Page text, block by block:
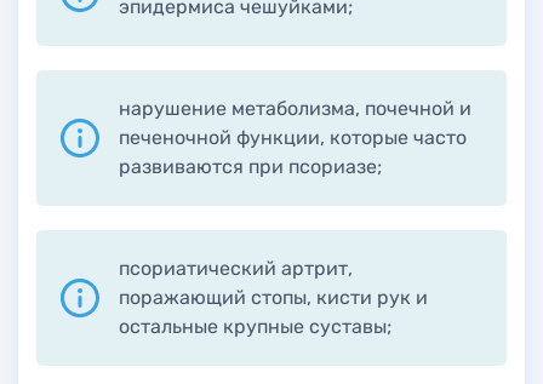
эпидермиса чешуйками;
нарушение метаболизма, почечной и
печеночной функции, которые часто
развиваются при псориазе;
псориатический артрит,
поражающий стопы, кисти рук и
остальные крупные суставы;